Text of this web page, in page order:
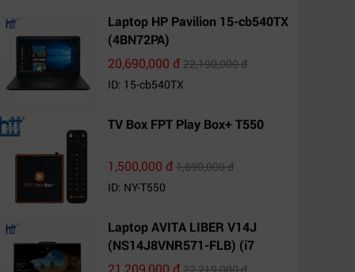
Laptop HP Pavilion 15-cb540TX
(4BN72PA)
20,690,000 đ22,190,000 đ
ID: 15-cb540TX
TV Box FPT Play Box+ T550
1,500,000 đ1,690,000 đ
ID: NY-T550
Laptop AVITA LIBER V14J
(NS14J8VNR571-FLB) (i7
10510U/8GB RAM/1TB
21,209,000 đ